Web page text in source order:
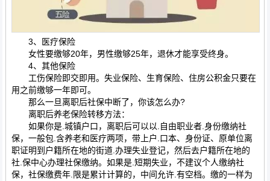
3、医疗保险
女性要缴够20年，男性缴够25年，退休才能享受终身。
4、其他保险
工伤保险即交即用。失业保险、生育保险、住房公积金只要在
用之前缴够一年即可。
那么一旦离职后社保中断了，你该怎么办?
离职后养老保险转移方法：
如果你是.城镇户口，离职后可以以.自由职业者.身份缴纳社
保，一般包.含养老和医疗两项，带上户.口本、身份证、原单位离
职证明到户籍所在地的街道.办理失业登记，然后去户籍所在地的
社.保中心办理社保缴纳。如果是.短期失业，不建议个人缴纳社
保，社保缴费年.限是累计计算的，中间允许.有空档。缴的一样为